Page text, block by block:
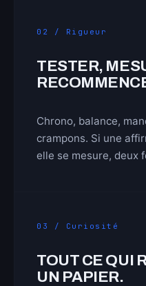
02 / Rigueur
TESTER,
Chrono, balance,
crampons. Si une
elle se mesure, deux
03 / Curiosité
TOUT CE QUI
UN PAPIER.